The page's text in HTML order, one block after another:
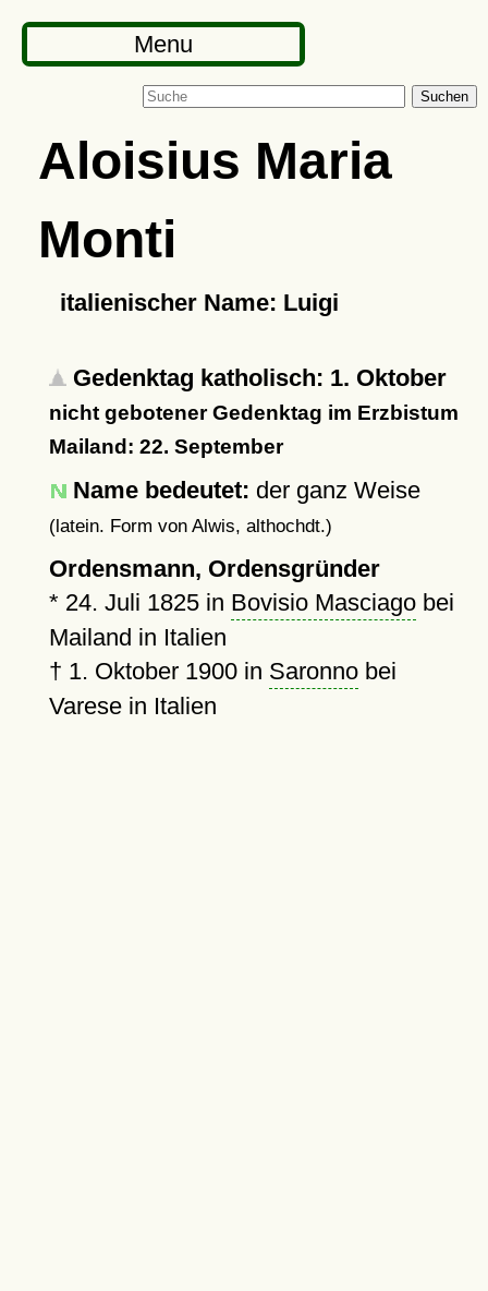
Menu
Suchen
Aloisius Maria
Monti
italienischer Name: Luigi
Gedenktag katholisch: 1. Oktober
nicht gebotener Gedenktag im Erzbistum
Mailand: 22. September
Name bedeutet: der ganz Weise
(latein. Form von Alwis, althochdt.)
Ordensmann, Ordensgründer
* 24. Juli 1825in Bovisio Masciagobei
Mailand in Italien
† 1. Oktober 1900in Saronnobei
Varese in Italien